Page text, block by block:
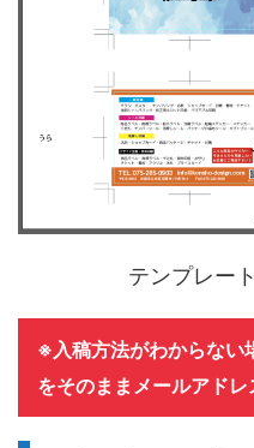
テンプレ
※入稿方法がわからない
をそのままメールアドレ